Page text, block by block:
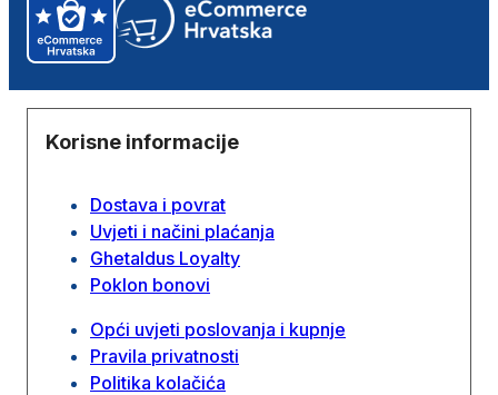
Korisne informacije
Dostava i povrat
Uvjeti i načini plaćanja
Ghetaldus Loyalty
Poklon bonovi
Opći uvjeti poslovanja i kupnje
Pravila privatnosti
Politika kolačića